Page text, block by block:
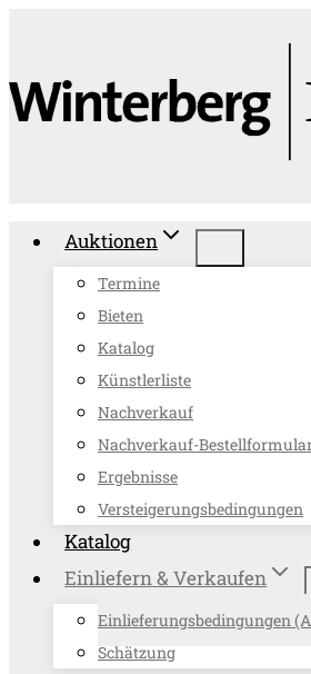
springen
Auktionen
Termine
Bieten
Katalog
Künstlerliste
Nachverkauf
Nachverkauf-
Ergebnisse
Versteigerungsbedingungen
Katalog
Einliefern & Verkaufen
Einlieferungsbedingungen
Schätzung